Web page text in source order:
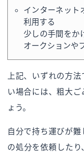
インターネット
利用する
少しの手間をか
オークションや
上記、いずれの方
い場合には、粗大
ょう。
自分で持ち運びが
の処分を依頼した